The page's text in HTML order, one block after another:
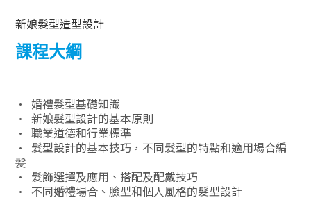
新娘髮型造型設計
課程大綱
•⁠ ⁠ 婚禮髮型基礎知識
•⁠ ⁠ 新娘髮型設計的基本原則
•⁠ ⁠ 職業道德和行業標準
•⁠ ⁠ 髮型設計的基本技巧，不同髮型的特點和適用場合編
髪
•⁠ ⁠ 髮飾選擇及應用、搭配及配戴技巧
•⁠ ⁠ 不同婚禮場合、臉型和個人風格的髮型設計